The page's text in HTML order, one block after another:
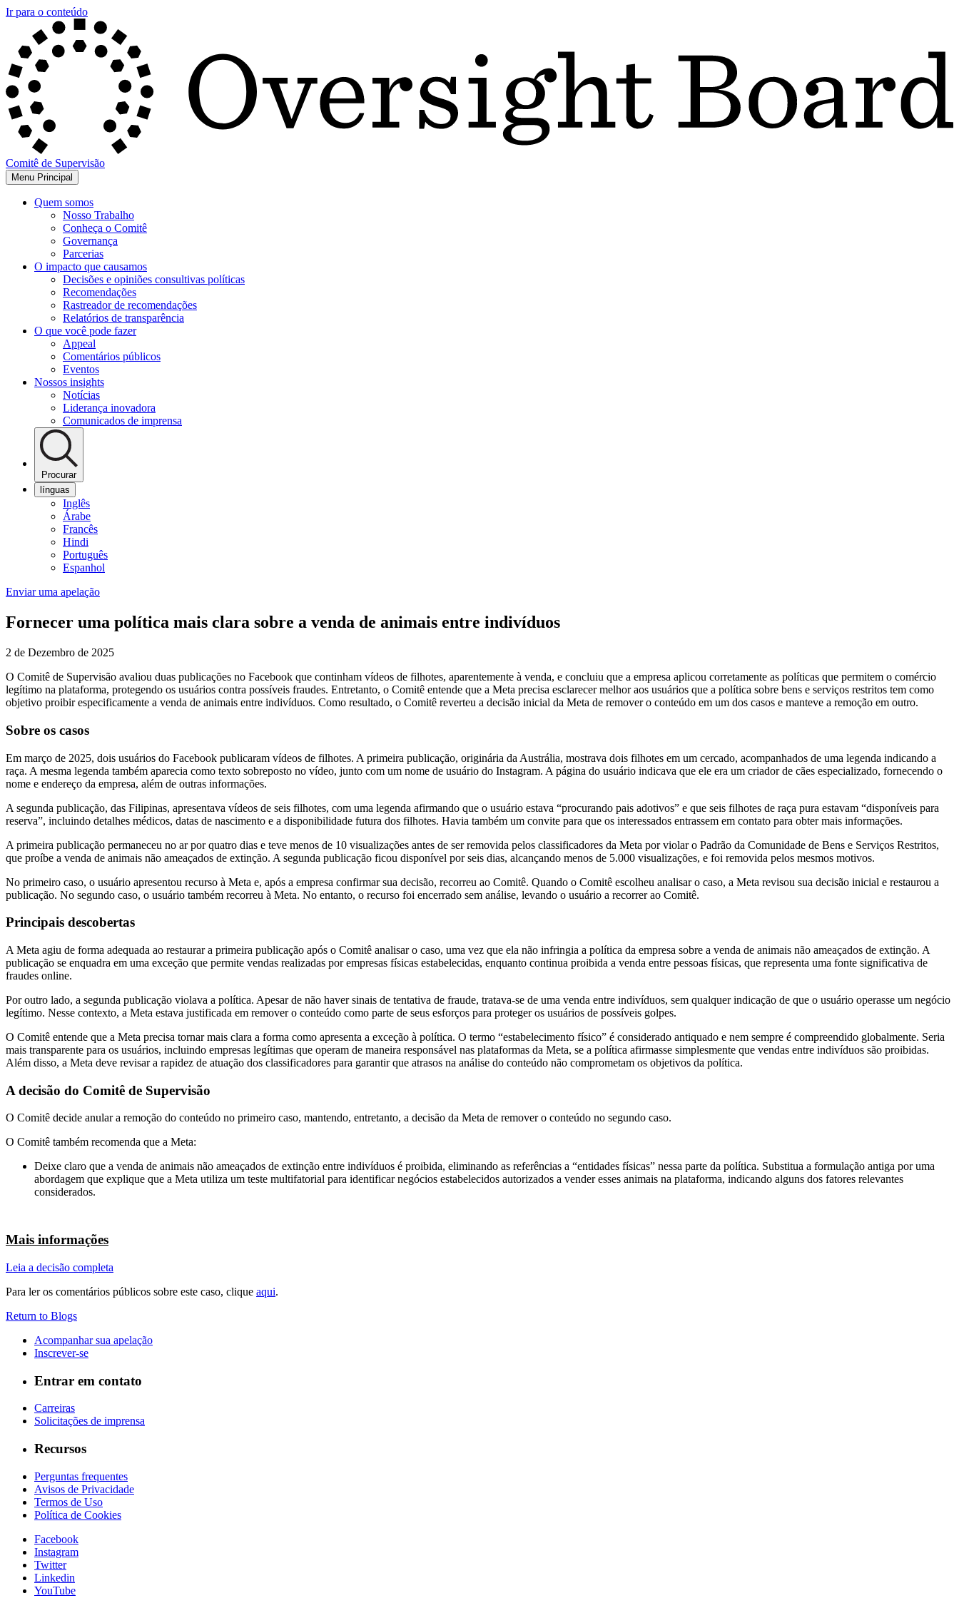
Ir para o conteúdo
Comitê de Supervisão
Menu Principal
Quem somos
Nosso Trabalho
Conheça o Comitê
Governança
Parcerias
O impacto que causamos
Decisões e opiniões consultivas políticas
Recomendações
Rastreador de recomendações
Relatórios de transparência
O que você pode fazer
Appeal
Comentários públicos
Eventos
Nossos insights
Notícias
Liderança inovadora
Comunicados de imprensa
Procurar
línguas
Inglês
Árabe
Francês
Hindi
Português
Espanhol
Enviar uma apelação
Fornecer uma política mais clara sobre a venda de animais entre indivíduos
2 de Dezembro de 2025
O Comitê de Supervisão avaliou duas publicações no Facebook que continham vídeos de filhotes, aparentemente à venda, e concluiu que a empresa aplicou corretamente as políticas que permitem o comércio
legítimo na plataforma, protegendo os usuários contra possíveis fraudes. Entretanto, o Comitê entende que a Meta precisa esclarecer melhor aos usuários que a política sobre bens e serviços restritos tem como
objetivo proibir especificamente a venda de animais entre indivíduos. Como resultado, o Comitê reverteu a decisão inicial da Meta de remover o conteúdo em um dos casos e manteve a remoção em outro.
Sobre os casos
Em março de 2025, dois usuários do Facebook publicaram vídeos de filhotes. A primeira publicação, originária da Austrália, mostrava dois filhotes em um cercado, acompanhados de uma legenda indicando a
raça. A mesma legenda também aparecia como texto sobreposto no vídeo, junto com um nome de usuário do Instagram. A página do usuário indicava que ele era um criador de cães especializado, fornecendo o
nome e endereço da empresa, além de outras informações.
A segunda publicação, das Filipinas, apresentava vídeos de seis filhotes, com uma legenda afirmando que o usuário estava “procurando pais adotivos” e que seis filhotes de raça pura estavam “disponíveis para
reserva”, incluindo detalhes médicos, datas de nascimento e a disponibilidade futura dos filhotes. Havia também um convite para que os interessados entrassem em contato para obter mais informações.
A primeira publicação permaneceu no ar por quatro dias e teve menos de 10 visualizações antes de ser removida pelos classificadores da Meta por violar o Padrão da Comunidade de Bens e Serviços Restritos,
que proíbe a venda de animais não ameaçados de extinção. A segunda publicação ficou disponível por seis dias, alcançando menos de 5.000 visualizações, e foi removida pelos mesmos motivos.
No primeiro caso, o usuário apresentou recurso à Meta e, após a empresa confirmar sua decisão, recorreu ao Comitê. Quando o Comitê escolheu analisar o caso, a Meta revisou sua decisão inicial e restaurou a
publicação. No segundo caso, o usuário também recorreu à Meta. No entanto, o recurso foi encerrado sem análise, levando o usuário a recorrer ao Comitê.
Principais descobertas
A Meta agiu de forma adequada ao restaurar a primeira publicação após o Comitê analisar o caso, uma vez que ela não infringia a política da empresa sobre a venda de animais não ameaçados de extinção. A
publicação se enquadra em uma exceção que permite vendas realizadas por empresas físicas estabelecidas, enquanto continua proibida a venda entre pessoas físicas, que representa uma fonte significativa de
fraudes online.
Por outro lado, a segunda publicação violava a política. Apesar de não haver sinais de tentativa de fraude, tratava-se de uma venda entre indivíduos, sem qualquer indicação de que o usuário operasse um negócio
legítimo. Nesse contexto, a Meta estava justificada em remover o conteúdo como parte de seus esforços para proteger os usuários de possíveis golpes.
O Comitê entende que a Meta precisa tornar mais clara a forma como apresenta a exceção à política. O termo “estabelecimento físico” é considerado antiquado e nem sempre é compreendido globalmente. Seria
mais transparente para os usuários, incluindo empresas legítimas que operam de maneira responsável nas plataformas da Meta, se a política afirmasse simplesmente que vendas entre indivíduos são proibidas.
Além disso, a Meta deve revisar a rapidez de atuação dos classificadores para garantir que atrasos na análise do conteúdo não comprometam os objetivos da política.
A decisão do Comitê de Supervisão
O Comitê decide anular a remoção do conteúdo no primeiro caso, mantendo, entretanto, a decisão da Meta de remover o conteúdo no segundo caso.
O Comitê também recomenda que a Meta:
Deixe claro que a venda de animais não ameaçados de extinção entre indivíduos é proibida, eliminando as referências a “entidades físicas” nessa parte da política. Substitua a formulação antiga por uma
abordagem que explique que a Meta utiliza um teste multifatorial para identificar negócios estabelecidos autorizados a vender esses animais na plataforma, indicando alguns dos fatores relevantes
considerados.
Mais informações
Leia a decisão completa
Para ler os comentários públicos sobre este caso, clique aqui.
Return to Blogs
Acompanhar sua apelação
Inscrever-se
Entrar em contato
Carreiras
Solicitações de imprensa
Recursos
Perguntas frequentes
Avisos de Privacidade
Termos de Uso
Política de Cookies
Facebook
Instagram
Twitter
Linkedin
YouTube